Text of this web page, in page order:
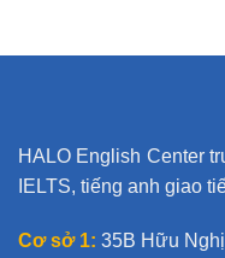
HALO English Center
IELTS, tiếng anh giao
Cơ sở 1: 35B Hữu